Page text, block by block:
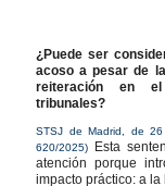
¿Puede ser
acoso a pesar de
reiteración en
tribunales?
STSJ de Madrid, de
620/2025)
Esta
atención porque
impacto práctico: a